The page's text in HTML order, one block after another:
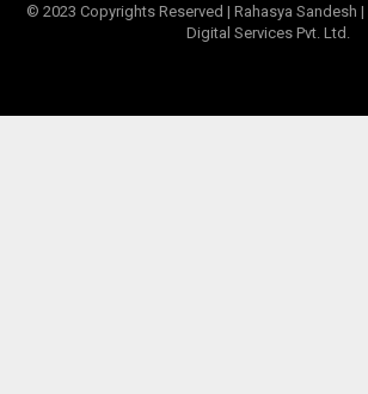
© 2023 Copyrights Reserved | Rahasya Sandesh
Digital Services Pvt. Ltd.